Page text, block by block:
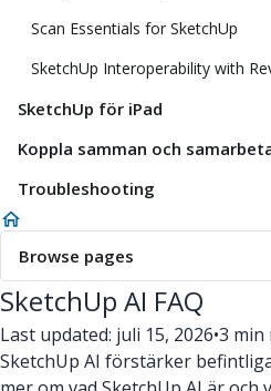
Scan Essentials for SketchUp
SketchUp Interoperability with
SketchUp för iPad
Koppla samman och
Troubleshooting
Browse pages
SketchUp AI FAQ
Last updated: juli 15, 2026•3 min
SketchUp AI förstärker